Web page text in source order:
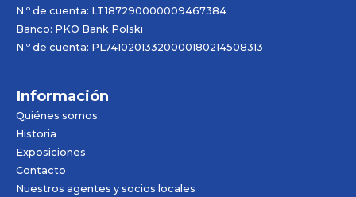
N.º de cuenta: LT187290000009467384
Banco: PKO Bank Polski
N.º de cuenta: PL74102013320000180214508313
Información
Quiénes somos
Historia
Exposiciones
Contacto
Nuestros agentes y socios locales